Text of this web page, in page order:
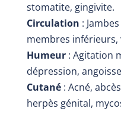
stomatite, gingivite.
Circulation :
membres
Humeur: Agitation
dépression,
Cutané: Acné,
herpès génital,